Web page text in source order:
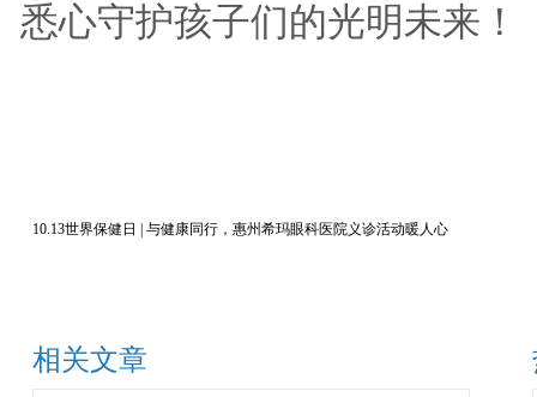
悉心守护孩子们的光明未来！
10.13世界保健日 | 与健康同行，惠州希玛眼科医院义诊活动暖人心
相关文章